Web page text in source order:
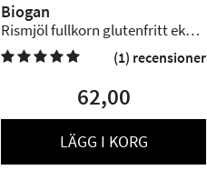
Biogan
Rismjöl fullkorn glutenfritt eko -
1 kg
 (1) recensioner
62,00
LÄGG I KORG